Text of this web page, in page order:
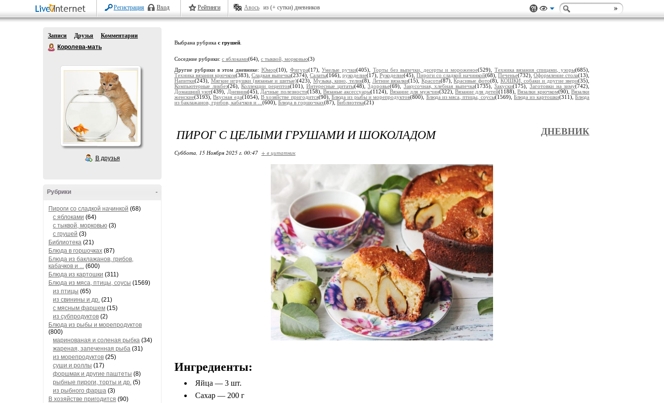
Регистрация Вход Рейтинги Авось из (+ сутки) дневников
Записи Друзья
Комментарии
Королева-мать
В друзья
-
Рубрики
Пироги со сладкой начинкой (68)
с яблоками (64)
с тыквой, морковью (3)
с грушей (3)
Библиотека (21)
Блюда в горшочках (87)
Блюда из баклажанов, грибов,
кабачков и ... (600)
Блюда из картошки (311)
Блюда из мяса, птицы, соусы (1569)
из птицы (65)
из свинины и др. (21)
с мясным фаршем (15)
из субпродуктов (2)
Блюда из рыбы и морепродуктов
(800)
маринованая и соленая рыбка (34)
жареная, запеченная рыба (31)
из морепродуктов (25)
суши и роллы (17)
форшмак и другие паштеты (8)
рыбные пироги, торты и др. (5)
из рыбного фарша (3)
В хозяйстве пригодится (90)
Выбрана рубрика с грушей
Соседние рубрики: с яблоками(64), с тыквой, морковью(3)
Другие рубрики в этом дневнике: Юмор(10), Фигура(17),Умелые ручки(405),Торты без выпечки, десерты и мороженое(529), Техника вязания спицами, узоры(685),
Техника вязания крючком(383), Сладкая выпечка(2374), Салаты(166), рукоделие(17), Рукоделие(45), Пироги со сладкой начинкой(68), Печенье(732), Оформление стола(13),
Напитки(243), Мягкие игрушки (вязаные и шитые)(423), Музыка, кино, телик(8), Летние вязалки(15), Красота(87),Красивые фото(8), КОШКИ, собаки и другие звери(35),
Компьютерные ликбез(26),Коллекции рецептов(101),Интересные цитаты(48),Здоровье(69), Закусочная, хлебная выпечка(1735),Закуски(175), Заготовки на зиму(742),
Домашний уют(439), Дневник(45), Дачные полезности(158),Вязаные аксессуары(1124), Вязание для мужчин(322),Вязание для детей(1188),Вязалки крючком(90),Вязалки
женские(3193),Вкусная еда(1054), В хозяйстве пригодится(90), Блюда из рыбы и морепродуктов(800), Блюда из мяса, птицы, соусы(1569),Блюда из картошки(311),Блюда
из баклажанов, грибов, кабачков и ... (600), Блюда в горшочках(87), Библиотека(21)
​ПИРОГ С ЦЕЛЫМИ ГРУШАМИ И ШОКОЛАДОМ ДНЕВНИК
Суббота, 15 Ноября 2025 г. 00:47 + в цитатник
Ингредиенты:
Яйца — 3 шт.
Сахар — 200 г